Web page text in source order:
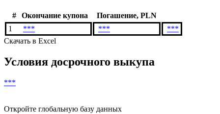
# Окончание купона
Погашение, PLN
1
*** ***
***
Скачать в Excel
Условия досрочного выкупа
***
Откройте глобальную базу данных